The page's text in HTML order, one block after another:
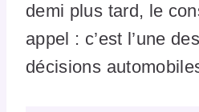
demi plus tard, le
appel : c’est l’une
décisions